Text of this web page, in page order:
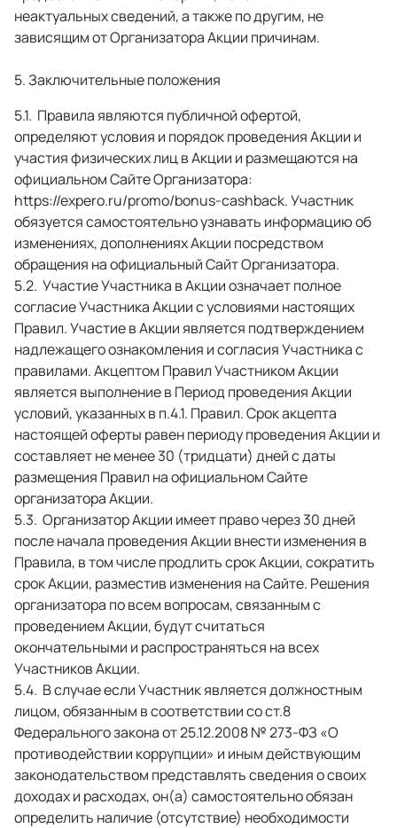
неактуальных сведений, а также по другим, не
зависящим от Организатора Акции причинам.
5. Заключительные положения
Правила являются публичной офертой,
определяют условия и порядок проведения Акции и
участия физических лиц в Акции и размещаются на
официальном Сайте Организатора:
https://expero.ru/promo/bonus-cashback. Участник
обязуется самостоятельно узнавать информацию об
изменениях, дополнениях Акции посредством
обращения на официальный Сайт Организатора.
Участие Участника в Акции означает полное
согласие Участника Акции с условиями настоящих
Правил. Участие в Акции является подтверждением
надлежащего ознакомления и согласия Участника с
правилами. Акцептом Правил Участником Акции
является выполнение в Период проведения Акции
условий, указанных в п.4.1. Правил. Срок акцепта
настоящей оферты равен периоду проведения Акции и
составляет не менее 30 (тридцати) дней с даты
размещения Правил на официальном Сайте
организатора Акции.
Организатор Акции имеет право через 30 дней
после начала проведения Акции внести изменения в
Правила, в том числе продлить срок Акции, сократить
срок Акции, разместив изменения на Сайте. Решения
организатора по всем вопросам, связанным с
проведением Акции, будут считаться
окончательными и распространяться на всех
Участников Акции.
В случае если Участник является должностным
лицом, обязанным в соответствии со ст.8
Федерального закона от 25.12.2008 № 273-ФЗ «О
противодействии коррупции» и иным действующим
законодательством представлять сведения о своих
доходах и расходах, он(а) самостоятельно обязан
определить наличие (отсутствие) необходимости